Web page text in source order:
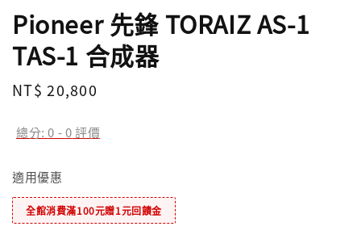
Pioneer 先鋒 TORAIZ AS-1
TAS-1 合成器
Regular
NT$ 20,800
總分:0 -0評價
適用優惠
全館消費滿100元贈1元回饋金